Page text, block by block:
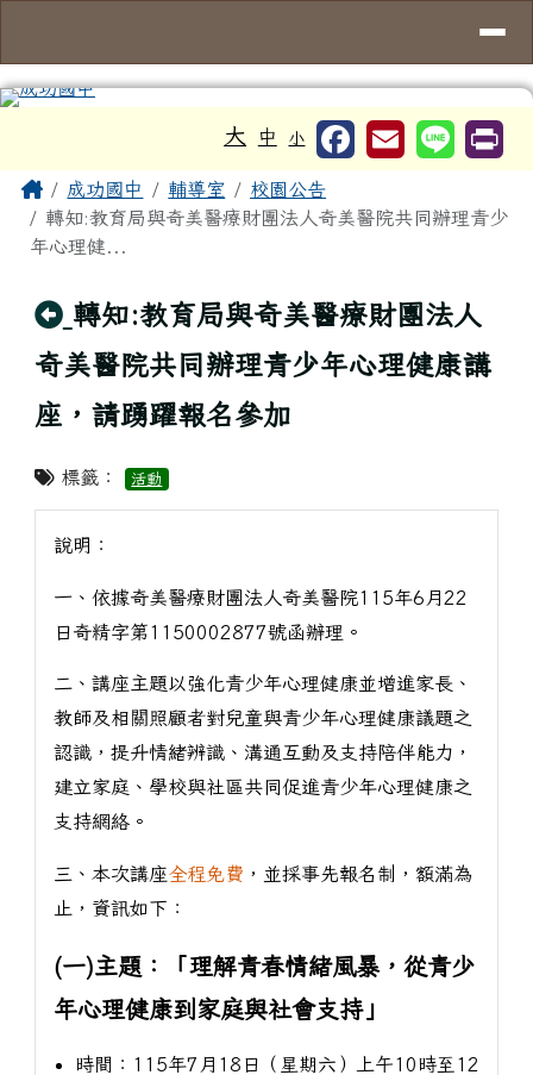
大 中 小
主內容區域
Home成功國中 輔導室
校園公告
轉知:教育局與奇美醫療財團法人奇美醫院共同辦理青少
年心理健...
回上頁
轉知:教育局與奇美醫療財團法人
奇美醫院共同辦理青少年心理健康講
座，請踴躍報名參加
標籤： 活動
說明：
一、依據奇美醫療財團法人奇美醫院115年6月22
日奇精字第1150002877號函辦理。
二、講座主題以強化青少年心理健康並增進家長、
教師及相關照顧者對兒童與青少年心理健康議題之
認識，提升情緒辨識、溝通互動及支持陪伴能力，
建立家庭、學校與社區共同促進青少年心理健康之
支持網絡。
三、本次講座全程免費 ，並採事先報名制，額滿為
止，資訊如下：
(一)主題：「理解青春情緒風暴，從青少
年心理健康到家庭與社會支持」
時間：115年7月18日（星期六）上午10時至12
頁尾區域